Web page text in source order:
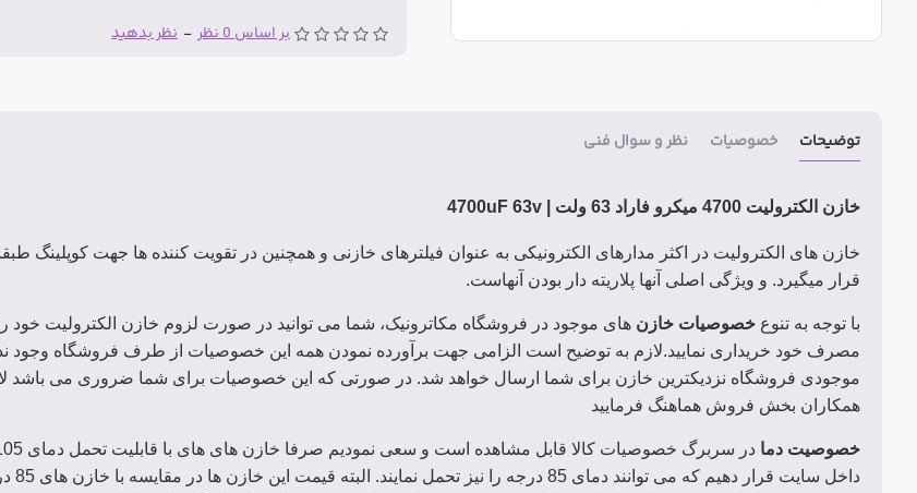
بر اساس 0 نظر - نظر بدهید
توضیحات خصوصیات نظر و سوال فنی
خازن الکترولیت 4700 میکرو فاراد 63 ولت |
خازن های الکترولیت در اکثر مدارهای الکترونیکی به عنوان فیلترهای خازنی و همچنین در تقویت کننده ها جهت کوپلینگ
قرار میگیرد. و ویژگی اصلی آنها پلاریته دار بودن آنهاست.
با توجه به تنوع خصوصیات خازن های موجود در فروشگاه مکاترونیک، شما می توانید در صورت لزوم خازن الکترولیت
مصرف خود خریداری نمایید.لازم به توضیح است الزامی جهت برآورده نمودن همه این خصوصیات از طرف فروشگاه وجود
موجودی فروشگاه نزدیکترین خازن برای شما ارسال خواهد شد. در صورتی که این خصوصیات برای شما ضروری می باشد
همکاران بخش فروش هماهنگ فرمایید
خصوصیت دما
داخل